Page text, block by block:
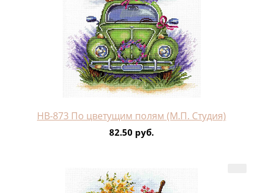
НВ-873 По цветущим полям (М.П. Студия)
82.50 руб.